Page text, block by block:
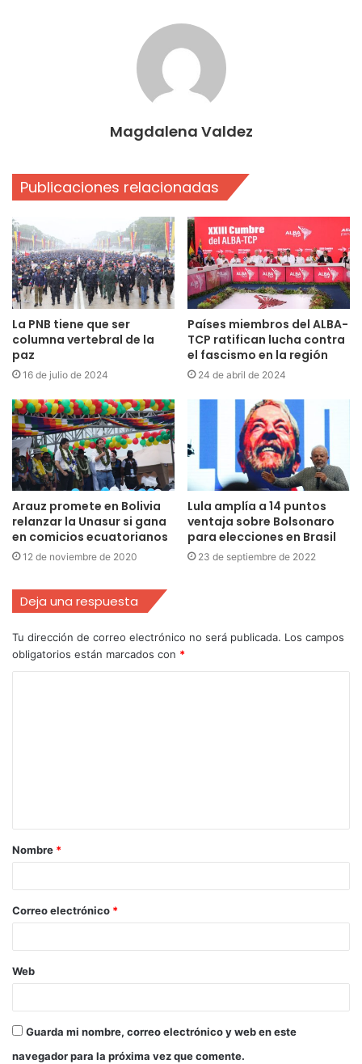
Magdalena Valdez
Publicaciones relacionadas
La PNB tiene que ser
columna vertebral de la
paz
16 de julio de 2024
Países miembros del ALBA-
TCP ratifican lucha contra
el fascismo en la región
24 de abril de 2024
Arauz promete en Bolivia
relanzar la Unasur si gana
en comicios ecuatorianos
12 de noviembre de 2020
Lula amplía a 14 puntos
ventaja sobre Bolsonaro
para elecciones en Brasil
23 de septiembre de 2022
Deja una respuesta
Tu dirección de correo electrónico no será publicada. Los campos
obligatorios están marcados con *
Nombre *
Correo electrónico *
Web
Guarda mi nombre, correo electrónico y web en este
navegador para la próxima vez que comente.